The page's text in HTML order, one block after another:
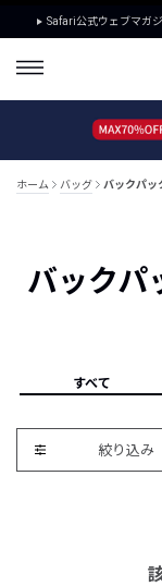
Safari公式ウェブマガ
ホーム バッグ バックパッ
バックパ
すべて
絞り込み